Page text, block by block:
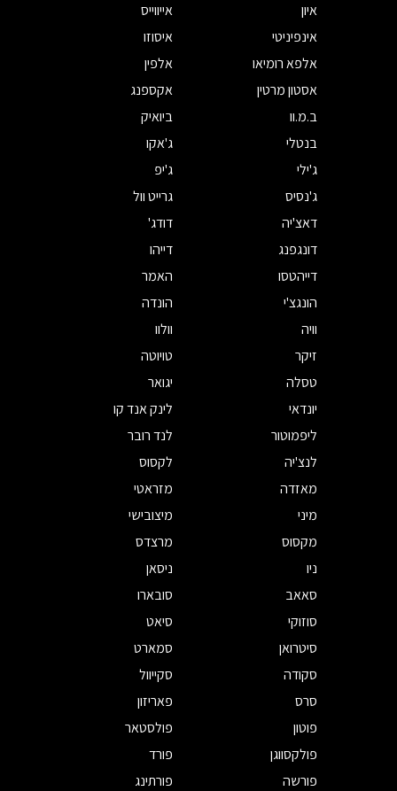
איון
אייווייס
אינפיניטי
איסוזו
אלפא רומיאו
אלפין
אסטון מרטין
אקספנג
ב.מ.וו
ביואיק
בנטלי
ג'אקו
ג'ילי
ג'יפ
ג'נסיס
גרייט וול
דאצ'יה
דודג'
דונגפנג
דייהו
דייהטסו
האמר
הונגצ'י
הונדה
וויה
וולוו
זיקר
טויוטה
טסלה
יגואר
יונדאי
לינק אנד קו
ליפמוטור
לנד רובר
לנצ'יה
לקסוס
מאזדה
מזראטי
מיני
מיצובישי
מקסוס
מרצדס
ניו
ניסאן
סאאב
סובארו
סוזוקי
סיאט
סיטרואן
סמארט
סקודה
סקייוול
סרס
פאריזון
פוטון
פולסטאר
פולקסווגן
פורד
פורשה
פורתינג